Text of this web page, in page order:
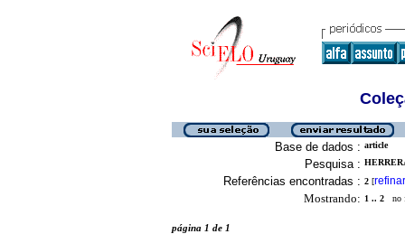
Base de dados : article
Pesquisa :
Referências encontradas : 2 [refinar
Mostrando: 1 .. 2 no
página 1 de 1